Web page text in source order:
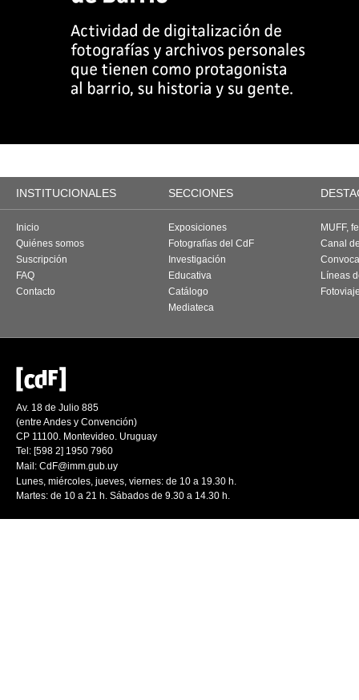
INSTITUCIONALES SECCIONES
Inicio
Quiénes somos
Suscripción
FAQ
Contacto
Exposiciones
Fotografías del CdF
Investigación
Educativa
Catálogo
Mediateca
MUFF,
Canal
Líneas
Av. 18 de Julio 885
(entre Andes y Convención)
CP 11100. Montevideo. Uruguay
Tel: [598 2] 1950 7960
Mail: CdF@imm.gub.uy
Lunes, miércoles, jueves, viernes: de 10 a 19.30 h.
Martes: de 10 a 21 h. Sábados de 9.30 a 14.30 h.